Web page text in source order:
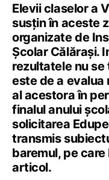
Elevii claselor a
susțin în aceste
organizate de
Școlar Călărași.
rezultatele nu
este de a
al acestora în
finalul anului
solicitarea
transmis
baremul, pe
articol.